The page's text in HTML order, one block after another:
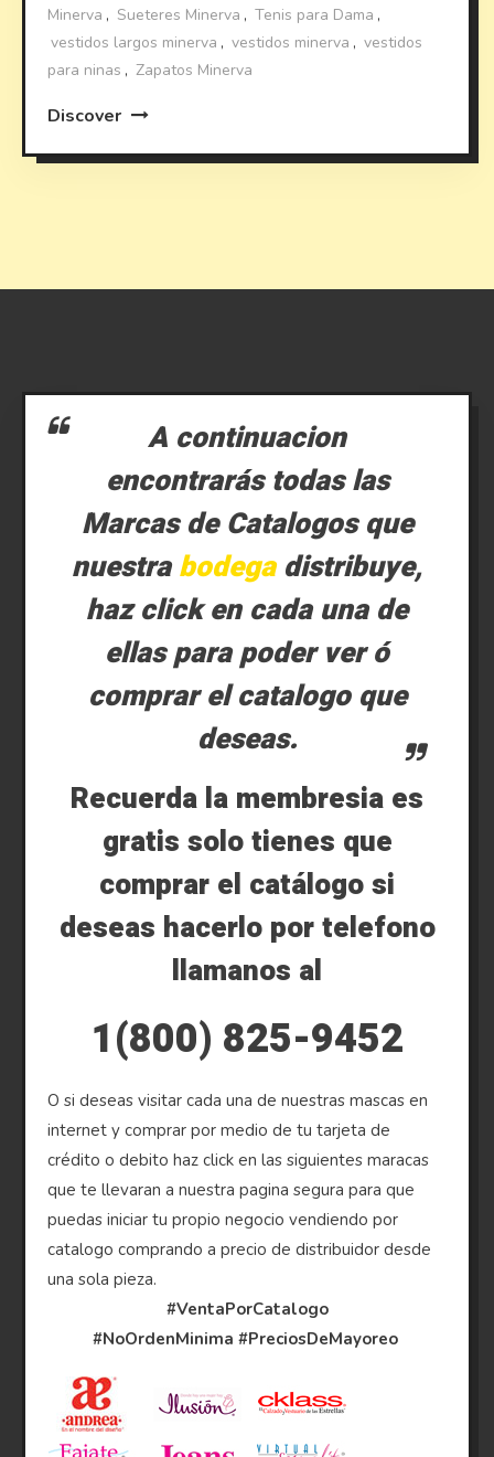
Minerva , Sueteres Minerva , Tenis para Dama ,
vestidos largos minerva , vestidos minerva , vestidos
para ninas , Zapatos Minerva
Discover
A continuacion
encontrarás todas las
Marcas de Catalogos que
nuestrabodegadistribuye,
haz click en cada una de
ellas para poder ver ó
comprar el catalogo que
deseas.
Recuerda la membresia es
gratis solo tienes que
comprar el catálogo si
deseas hacerlo por telefono
llamanos al
1(800) 825-9452
O si deseas visitar cada una de nuestras mascas en
internet y comprar por medio de tu tarjeta de
crédito o debito haz click en las siguientes maracas
que te llevaran a nuestra pagina segura para que
puedas iniciar tu propio negocio vendiendo por
catalogo comprando a precio de distribuidor desde
una sola pieza.
#VentaPorCatalogo
#NoOrdenMinima #PreciosDeMayoreo